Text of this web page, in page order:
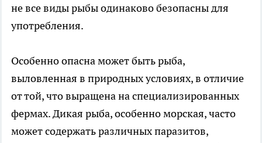
не все виды рыбы одинаково безопасны для
употребления.
Особенно опасна может быть рыба,
выловленная в природных условиях, в отличие
от той, что выращена на специализированных
фермах. Дикая рыба, особенно морская, часто
может содержать различных паразитов,